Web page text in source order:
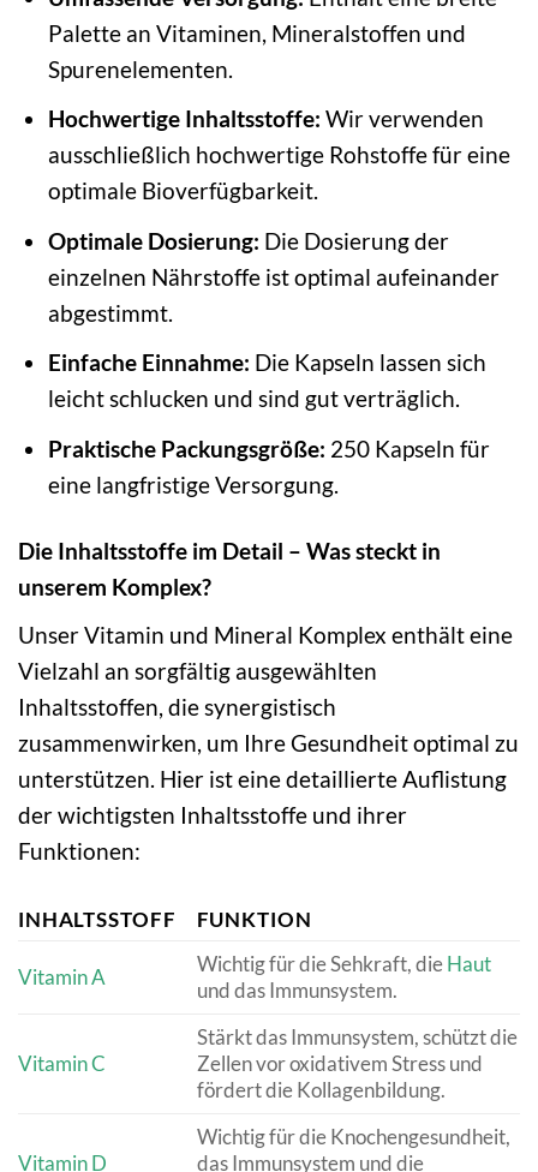
Palette an Vitaminen, Mineralstoffen und
Spurenelementen.
Hochwertige Inhaltsstoffe: Wir verwenden
ausschließlich hochwertige Rohstoffe für eine
optimale Bioverfügbarkeit.
Optimale Dosierung: Die Dosierung der
einzelnen Nährstoffe ist optimal aufeinander
abgestimmt.
Einfache Einnahme: Die Kapseln lassen sich
leicht schlucken und sind gut verträglich.
Praktische Packungsgröße: 250 Kapseln für
eine langfristige Versorgung.
Die Inhaltsstoffe im Detail – Was steckt in
unserem Komplex?
Unser Vitamin und Mineral Komplex enthält eine
Vielzahl an sorgfältig ausgewählten
Inhaltsstoffen, die synergistisch
zusammenwirken, um Ihre Gesundheit optimal zu
unterstützen. Hier ist eine detaillierte Auflistung
der wichtigsten Inhaltsstoffe und ihrer
Funktionen:
INHALTSSTOFF FUNKTION
Vitamin A
Wichtig für die Sehkraft, dieHaut
und das Immunsystem.
Vitamin C
Stärkt das Immunsystem, schützt die
Zellen vor oxidativem Stress und
fördert die Kollagenbildung.
Vitamin D
Wichtig für die Knochengesundheit,
das Immunsystem und die